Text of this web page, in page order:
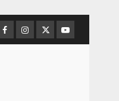
Facebook
Instagram
TwitterYoutube